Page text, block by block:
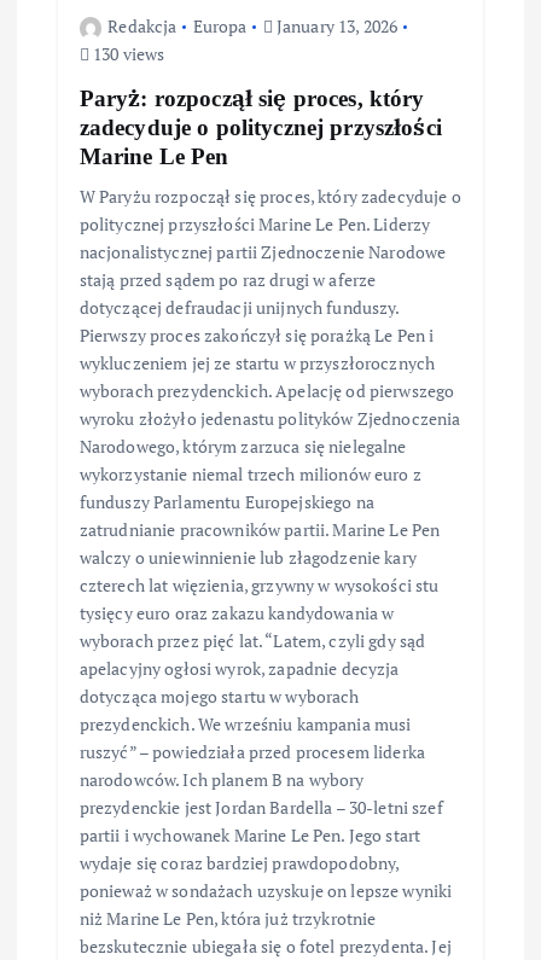
Redakcja Europa
January 13, 2026
130 views
Paryż: rozpoczął się proces, który
zadecyduje o politycznej przyszłości
Marine Le Pen
W Paryżu rozpoczął się proces, który zadecyduje o
politycznej przyszłości Marine Le Pen. Liderzy
nacjonalistycznej partii Zjednoczenie Narodowe
stają przed sądem po raz drugi w aferze
dotyczącej defraudacji unijnych funduszy.
Pierwszy proces zakończył się porażką Le Pen i
wykluczeniem jej ze startu w przyszłorocznych
wyborach prezydenckich. Apelację od pierwszego
wyroku złożyło jedenastu polityków Zjednoczenia
Narodowego, którym zarzuca się nielegalne
wykorzystanie niemal trzech milionów euro z
funduszy Parlamentu Europejskiego na
zatrudnianie pracowników partii. Marine Le Pen
walczy o uniewinnienie lub złagodzenie kary
czterech lat więzienia, grzywny w wysokości stu
tysięcy euro oraz zakazu kandydowania w
wyborach przez pięć lat. “Latem, czyli gdy sąd
apelacyjny ogłosi wyrok, zapadnie decyzja
dotycząca mojego startu w wyborach
prezydenckich. We wrześniu kampania musi
ruszyć” – powiedziała przed procesem liderka
narodowców. Ich planem B na wybory
prezydenckie jest Jordan Bardella – 30-letni szef
partii i wychowanek Marine Le Pen. Jego start
wydaje się coraz bardziej prawdopodobny,
ponieważ w sondażach uzyskuje on lepsze wyniki
niż Marine Le Pen, która już trzykrotnie
bezskutecznie ubiegała się o fotel prezydenta. Jej